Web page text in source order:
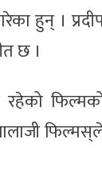
हुन् ।
छ ।